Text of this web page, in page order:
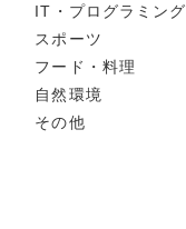
IT・プログラミング
スポーツ
フード・料理
自然環境
その他